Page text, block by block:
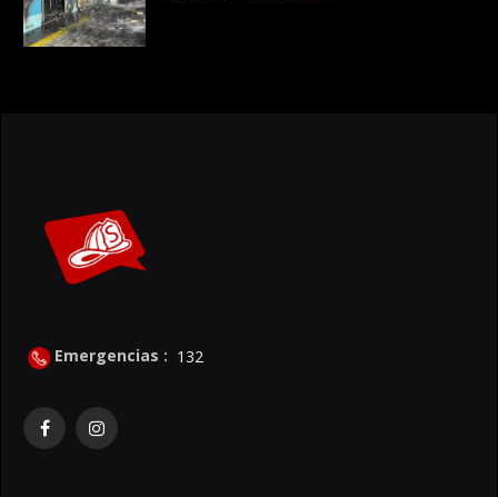
Emergencias : 132
FacebookInstagram